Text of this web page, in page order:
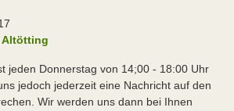
Altötting
jeden Donnerstag von 14;00 - 18:00 Uhr
jedoch jederzeit eine Nachricht auf den
Wir werden uns dann bei Ihnen